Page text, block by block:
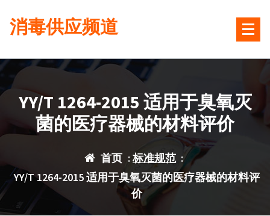
容
消毒供应频道
YY/T 1264-2015 适用于臭氧灭
菌的医疗器械的材料评价
首页 :标准规范:
YY/T 1264-2015 适用于臭氧灭菌的医疗器械的材料评
价